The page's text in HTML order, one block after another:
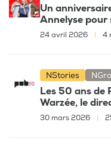
Un
Annelyse pour
24 avril 2026 4
NStories
Les 50 ans de
Warzée, le
30 mars 2026